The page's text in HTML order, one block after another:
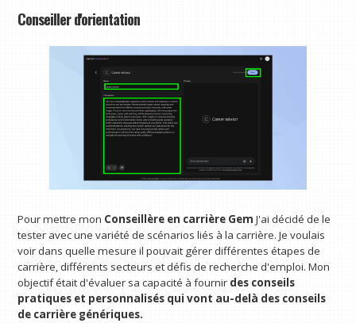
Conseiller d'orientation
Pour mettre mon Conseillère en carrière Gem J'ai décidé de le
tester avec une variété de scénarios liés à la carrière. Je voulais
voir dans quelle mesure il pouvait gérer différentes étapes de
carrière, différents secteurs et défis de recherche d'emploi. Mon
objectif était d'évaluer sa capacité à fournir des conseils
pratiques et personnalisés qui vont au-delà des conseils
de carrière génériques.